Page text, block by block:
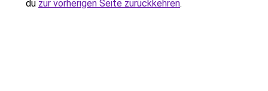
du zur vorherigen Seite zurückkehren.